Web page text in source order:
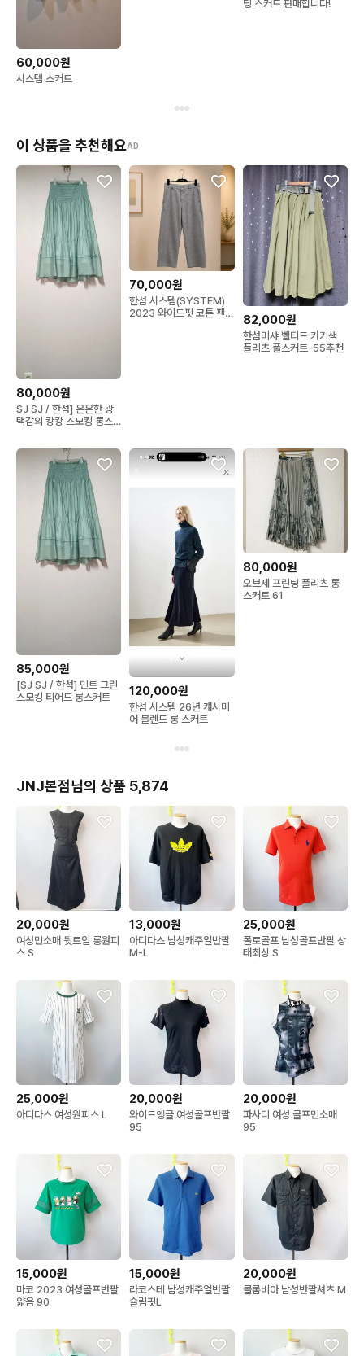
60,000원
시스템 스커트
딩 스커트 판매합니다!
이 상품을 추천해요AD
80,000원
SJ SJ / 한섬] 은은한 광
택감의 캉캉 스모킹 롱스
70,000원
한섬 시스템(SYSTEM)
2023 와이드핏 코튼 팬츠
82,000원
한섬미샤 벨티드 카키색
플리츠 풀스커트-55추천
85,000원
[SJ SJ / 한섬] 민트 그린
스모킹 티어드 롱스커트
120,000원
한섬 시스템 26년 캐시미
어 블렌드 롱 스커트
80,000원
오브제 프린팅 플리츠 롱
스커트 61
JNJ본점님의 상품 5,874
20,000원
여성민소매 뒷트임 롱원피
스 S
13,000원
아디다스 남성캐주얼반팔
M-L
25,000원
폴로골프 남성골프반팔 상
태최상 S
25,000원
아디다스 여성원피스 L
20,000원
와이드앵글 여성골프반팔
95
20,000원
파사디 여성 골프민소매
95
15,000원
마코 2023 여성골프반팔
얇음 90
15,000원
라코스테 남성캐주얼반팔
슬림핏L
20,000원
콜롬비아 남성반팔셔츠 M